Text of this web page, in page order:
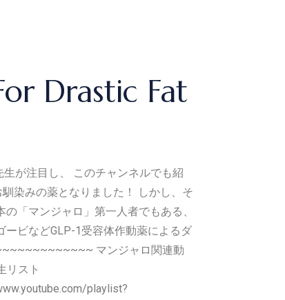
Drastic Fat
が注目し、 このチャンネルでも紹
染みの薬となりました！ しかし、そ
「マンジャロ」第一人者でもある、
ビなどGLP-1受容体作動薬によるダ
マンジャロ関連動
リスト
playlist?